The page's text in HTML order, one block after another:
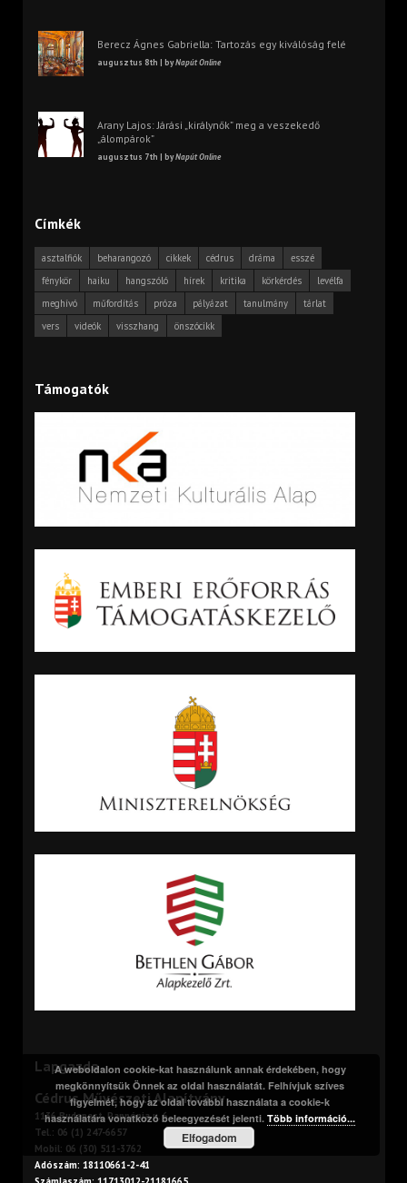
Berecz Ágnes Gabriella: Tartozás egy kiválóság felé
augusztus 8th | byNapút Online
Arany Lajos: Járási „királynők” meg a veszekedő
„álompárok”
augusztus 7th | byNapút Online
Címkék
asztalfiók beharangozó cikkek cédrus dráma
esszé
fénykör
haiku hangszóló hírek kritika körkérdés
levélfa
meghívó
műfordítás próza pályázat tanulmány
tárlat
vers
videók visszhang önszócikk
Támogatók
Lapgazda
Cédrus Művészeti Alapítvány
1136 Budapest, Pannónia u. 6.
Tel.: 06 (1) 247-6657
Mobil: 06 (30) 511-3762
Adószám: 18110661-2-41
A weboldalon cookie-kat használunk annak érdekében, hogy
megkönnyítsük Önnek az oldal használatát. Felhívjuk szíves
figyelmét, hogy az oldal további használata a cookie-k
használatára vonatkozó beleegyezését jelenti.Több információ...
Elfogadom